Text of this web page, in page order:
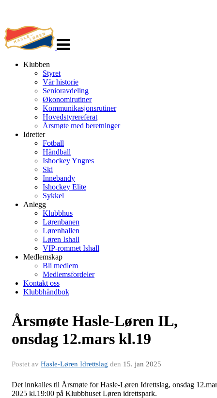
navigasjon
Klubben
Styret
Vår historie
Senioravdeling
Økonomirutiner
Kommunikasjonsrutiner
Hovedstyrereferat
Årsmøte med beretninger
Idretter
Fotball
Håndball
Ishockey Yngres
Ski
Innebandy
Ishockey Elite
Sykkel
Anlegg
Klubbhus
Lørenbanen
Lørenhallen
Løren Ishall
VIP-rommet Ishall
Medlemskap
Bli medlem
Medlemsfordeler
Kontakt oss
Klubbhåndbok
Årsmøte Hasle-Løren IL,
onsdag 12.mars kl.19
Postet av Hasle-Løren Idrettslag den 15. jan 2025
Det innkalles til Årsmøte for Hasle-Løren Idrettslag, onsdag
2025 kl.19:00 på Klubbhuset Løren idrettspark.